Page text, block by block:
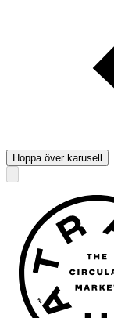
Hoppa över karusell